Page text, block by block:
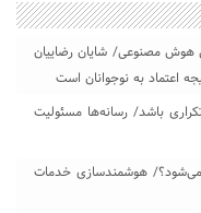
هوش مصنوعی/ شایان رضاییان
اعتماد به نوجوانان است
باشد/ رسانه‌ها مسئولیت
هوشمندسازی خدمات